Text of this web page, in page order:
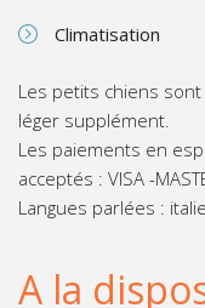
Climatisation
Les petits chiens
léger supplément.
Les paiements en
acceptés : VISA -
Langues parlées :
A la